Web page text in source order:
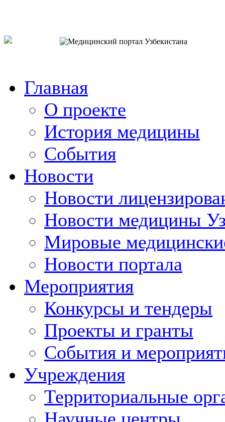
Главная
О проекте
История медицины
События
Новости
Новости
Новости медицины
Мировые
Новости портала
Мероприятия
Конкурсы и тендеры
Проекты и гранты
События и
Учреждения
Территориальные